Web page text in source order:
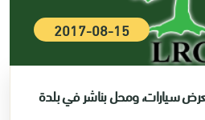
2017-08-15
سيارات، ومحل بناشر في بلدة